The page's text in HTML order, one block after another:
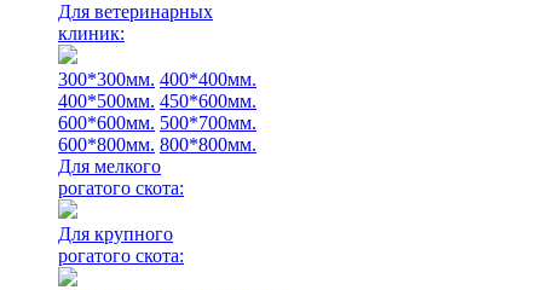
Для ветеринарных
клиник:
300*300мм. 400*400мм.
400*500мм. 450*600мм.
600*600мм. 500*700мм.
600*800мм. 800*800мм.
Для мелкого
рогатого скота:
Для крупного
рогатого скота: